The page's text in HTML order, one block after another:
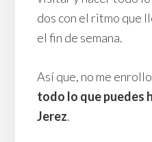
dos con el ritmo que
el fin de semana.
Así que, no me
todo lo que puedes
Jerez.